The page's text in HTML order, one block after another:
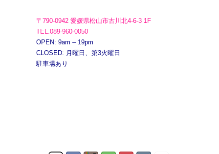
〒790-0942 愛媛県松山市古川北4-6-3 1F
TEL.089-960-0050
OPEN: 9am – 19pm
CLOSED: 月曜日、第3火曜日
駐車場あり